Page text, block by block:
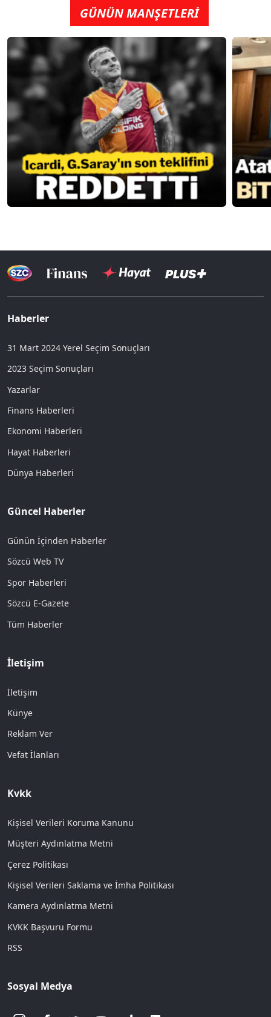
GÜNÜN MANŞETLERİ
Haberler
31 Mart 2024 Yerel Seçim Sonuçları
2023 Seçim Sonuçları
Yazarlar
Finans Haberleri
Ekonomi Haberleri
Hayat Haberleri
Dünya Haberleri
Güncel Haberler
Günün İçinden Haberler
Sözcü Web TV
Spor Haberleri
Sözcü E-Gazete
Tüm Haberler
İletişim
İletişim
Künye
Reklam Ver
Vefat İlanları
Kvkk
Kişisel Verileri Koruma Kanunu
Müşteri Aydınlatma Metni
Çerez Politikası
Kişisel Verileri Saklama ve İmha Politikası
Kamera Aydınlatma Metni
KVKK Başvuru Formu
RSS
Sosyal Medya